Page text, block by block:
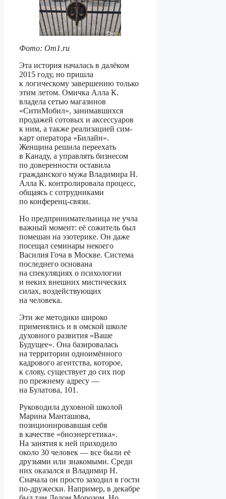
Фото: Om1.ru
Эта история началась в далёком
2015 году, но пришла
к логическому завершению только
этим летом. Омичка Алла К.
владела сетью магазинов
«СитиМобил», занимавшихся
продажей сотовых и аксессуаров
к ним, а также реализацией сим-
карт оператора «Билайн».
Женщина решила переехать
в Канаду, а управлять бизнесом
по доверенности оставила
гражданского мужа Владимира Н.
Алла К. контролировала процесс,
общаясь с сотрудниками
по конференц-связи.
Но предпринимательница не учла
важный момент: её сожитель был
помешан на эзотерике. Он даже
посещал семинары некоего
Василия Гоча в Москве. Система
последнего основана
на спекуляциях о психологии
и неких внешних мистических
силах, воздействующих
на человека.
Эти же методики широко
применялись и в омской школе
духовного развития «Ваше
Будущее». Она базировалась
на территории одноимённого
кадрового агентства, которое,
к слову, существует до сих пор
по прежнему адресу —
на Булатова, 101.
Руководила духовной школой
Марина Манташова,
позиционировавшая себя
в качестве «биоэнергетика».
На занятия к ней приходило
около 30 человек — все были её
друзьями или знакомыми. Среди
них оказался и Владимир Н.
Сначала он просто заходил в гости
по-дружески. Например, в декабре